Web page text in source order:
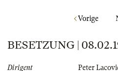
Vorige
BESETZUNG |
Dirigent
Peter